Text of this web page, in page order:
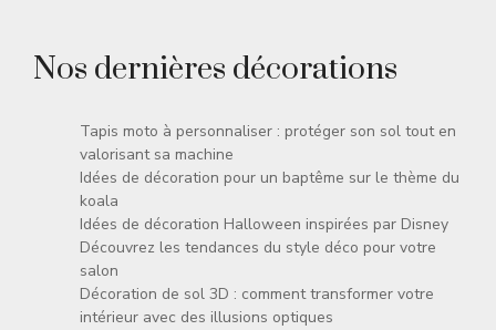
Nos dernières décorations
Tapis moto à personnaliser : protéger son sol tout en
valorisant sa machine
Idées de décoration pour un baptême sur le thème du
koala
Idées de décoration Halloween inspirées par Disney
Découvrez les tendances du style déco pour votre
salon
Décoration de sol 3D : comment transformer votre
intérieur avec des illusions optiques